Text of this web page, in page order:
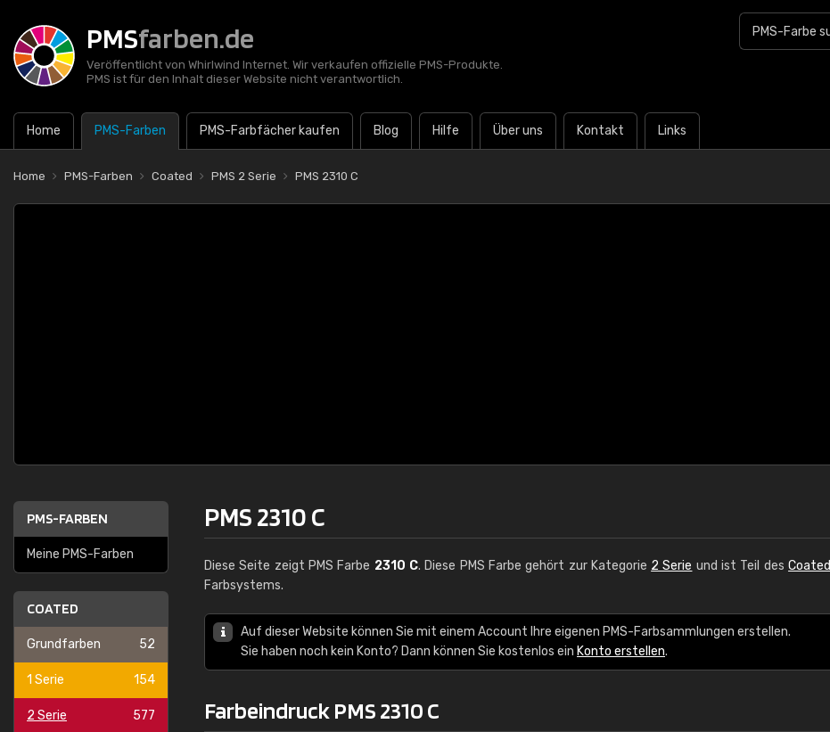
PMSfarben.de
Veröffentlicht von Whirlwind Internet. Wir verkaufen offizielle PMS-Produkte.
PMS ist für den Inhalt dieser Website nicht verantwortlich.
Home PMS-Farben PMS-Farbfächer kaufen Blog Hilfe Über uns Kontakt Links
Home PMS-Farben Coated PMS 2 Serie PMS 2310 C
PMS-FARBEN
Meine PMS-Farben
COATED
Grundfarben 52
1 Serie 154
2 Serie 577
PMS 2310 C
Diese Seite zeigt PMS Farbe 2310 C. Diese PMS Farbe gehört zur Kategorie 2 Serie und ist Teil desCoated
Farbsystems.
Auf dieser Website können Sie mit einem Account Ihre eigenen PMS-Farbsammlungen erstellen.
Sie haben noch kein Konto? Dann können Sie kostenlos ein Konto erstellen.
Farbeindruck PMS 2310 C